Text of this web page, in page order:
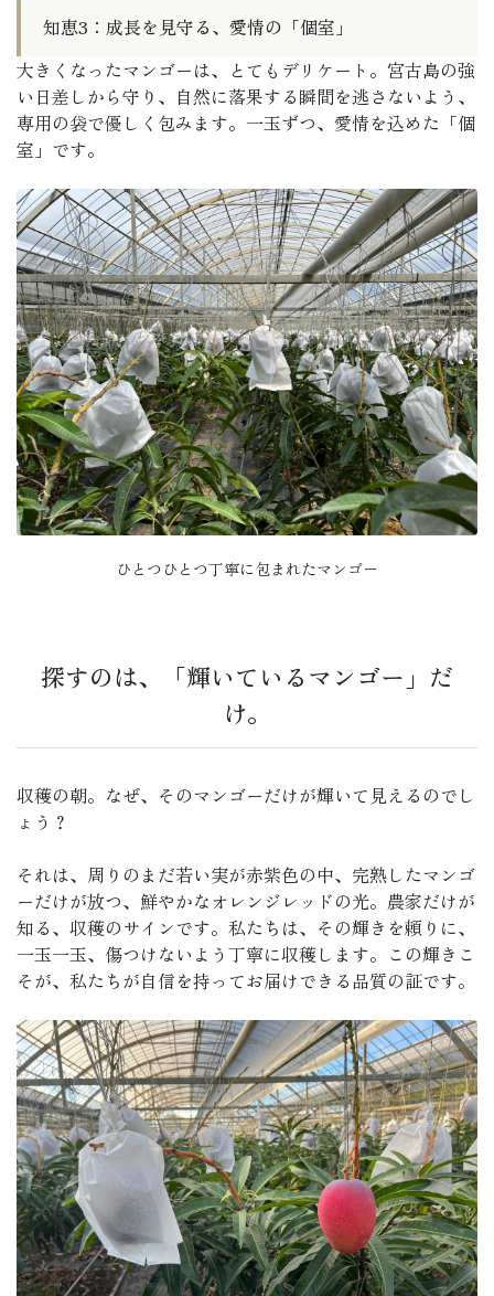
知恵3：成長を見守る、愛情の「個室」
大きくなったマンゴーは、とてもデリケート。宮古島の強
い日差しから守り、自然に落果する瞬間を逃さないよう、
専用の袋で優しく包みます。一玉ずつ、愛情を込めた「個
室」です。
ひとつひとつ丁寧に包まれたマンゴー
探すのは、「輝いているマンゴー」だ
け。
収穫の朝。なぜ、そのマンゴーだけが輝いて見えるのでし
ょう？
それは、周りのまだ若い実が赤紫色の中、完熟したマンゴ
ーだけが放つ、鮮やかなオレンジレッドの光。農家だけが
知る、収穫のサインです。私たちは、その輝きを頼りに、
一玉一玉、傷つけないよう丁寧に収穫します。この輝きこ
そが、私たちが自信を持ってお届けできる品質の証です。